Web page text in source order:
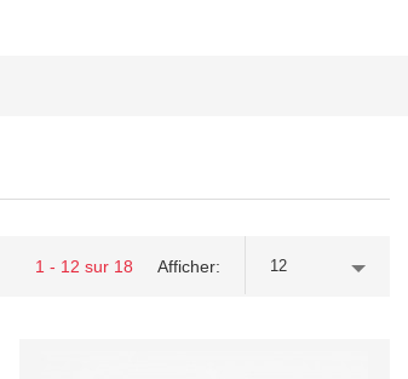
1 - 12 sur 18 Afficher 12